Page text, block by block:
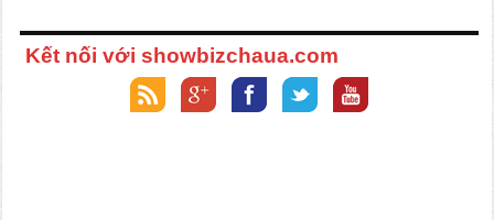
Kết nối với showbizchaua.com